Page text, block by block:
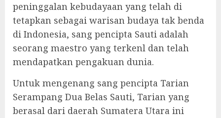
peninggalan kebudayaan yang telah di
tetapkan sebagai warisan budaya tak benda
di Indonesia, sang pencipta Sauti adalah
seorang maestro yang terkenl dan telah
mendapatkan pengakuan dunia.
Untuk mengenang sang pencipta Tarian
Serampang Dua Belas Sauti, Tarian yang
berasal dari daerah Sumatera Utara ini